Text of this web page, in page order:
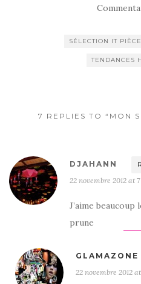
SÉLECTION IT
TENDANCES
7 REPLIES TO “MON
DJAHANN
22 novembre 2012 at
J’aime
prune
GLAMAZONE
22 novembre 2012